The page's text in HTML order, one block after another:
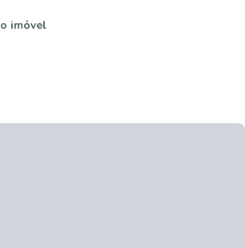
imóvel